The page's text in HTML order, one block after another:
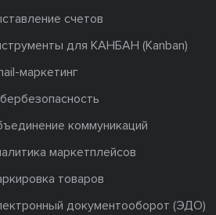
счетов
для КАНБАН (Kanban)
маркетинг
коммуникаций
маркетплейсов
товаров
документооборот (ЭДО)